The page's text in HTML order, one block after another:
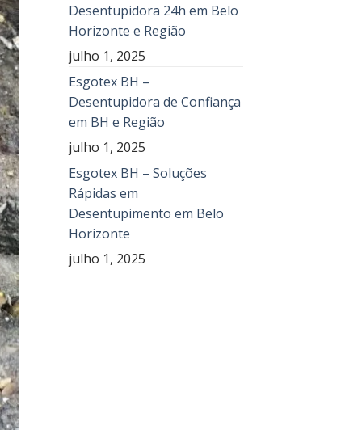
Desentupidora 24h em Belo
Horizonte e Região
julho 1, 2025
Esgotex BH –
Desentupidora de Confiança
em BH e Região
julho 1, 2025
Esgotex BH – Soluções
Rápidas em
Desentupimento em Belo
Horizonte
julho 1, 2025